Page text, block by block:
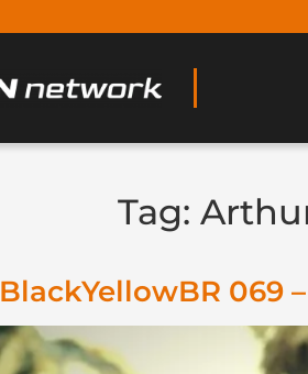
Tag:
BlackYellowBR 069